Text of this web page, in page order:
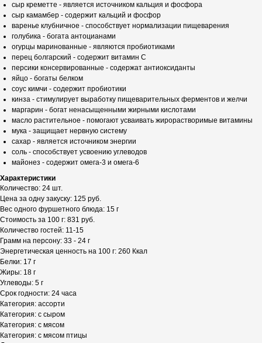
сыр креметте - является источником кальция и фосфора
сыр камамбер - содержит кальций и фосфор
варенье клубничное - способствует нормализации пищеварения
голубика - богата антоцианами
огурцы маринованные - являются пробиотиками
перец болгарский - содержит витамин С
персики консервированные - содержат антиоксиданты
яйцо - богаты белком
соус кимчи - содержит пробиотики
кинза - стимулирует выработку пищеварительных ферментов и желчи
маргарин - богат ненасыщенными жирными кислотами
масло растительное - помогают усваивать жирорастворимые витамины
мука - защищает нервную систему
сахар - является источником энергии
соль - способствует усвоению углеводов
майонез - содержит омега-3 и омега-6
Характеристики
Количество: 24 шт.
Цена за одну закуску: 125 руб.
Вес одного фуршетного блюда: 15 г
Стоимость за 100 г: 831 руб.
Количество гостей: 11-15
Грамм на персону: 33 - 24 г
Энергетическая ценность на 100 г: 260 Ккал
Белки: 17 г
Жиры: 18 г
Углеводы: 5 г
Срок годности: 24 часа
Категория: ассорти
Категория: с сыром
Категория: с мясом
Категория: с мясом птицы